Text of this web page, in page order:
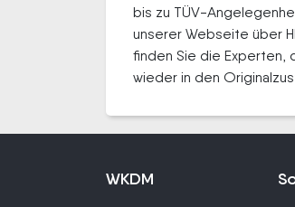
bis zu TÜV-
unserer Webseite über
finden Sie die Experten,
wieder in den
WKDM